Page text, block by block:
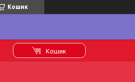
Кошик
Кошик